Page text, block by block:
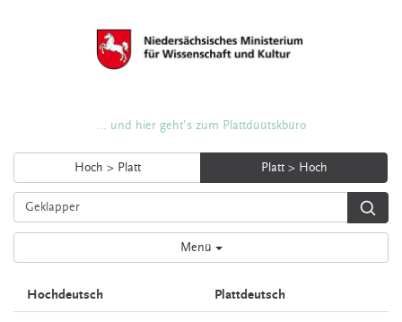
... und hier geht's zum Plattdüütskbüro
Hoch > Platt Platt > Hoch
Menü
Hochdeutsch Plattdeutsch